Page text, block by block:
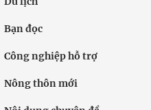
Bạn đọc
Công nghiệp hỗ trợ
Nông thôn mới